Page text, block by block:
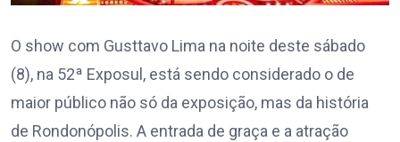
O show com Gusttavo Lima na noite deste sábado
(8), na 52ª Exposul, está sendo considerado o de
maior público não só da exposição, mas da história
de Rondonópolis. A entrada de graça e a atração